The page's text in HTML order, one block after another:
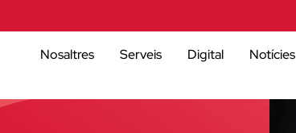
Nosaltres Serveis Digital Notícies